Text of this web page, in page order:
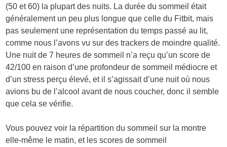
(50 et 60) la plupart des nuits. La durée du sommeil était
généralement un peu plus longue que celle du Fitbit, mais
pas seulement une représentation du temps passé au lit,
comme nous l’avons vu sur des trackers de moindre qualité.
Une nuit de 7 heures de sommeil n’a reçu qu’un score de
42/100 en raison d’une profondeur de sommeil médiocre et
d’un stress perçu élevé, et il s’agissait d’une nuit où nous
avions bu de l’alcool avant de nous coucher, donc il semble
que cela se vérifie.
Vous pouvez voir la répartition du sommeil sur la montre
elle-même le matin, et les scores de sommeil